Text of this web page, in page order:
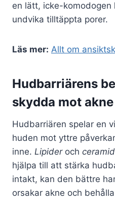
en lätt, icke-
undvika tilltäppta porer.
Läs mer: Allt om
Hudbarriärens
skydda mot akne
Hudbarriären spelar en
huden mot yttre
inne. Lipideroch
hjälpa till att stärka
intakt, kan den bättre
orsakar akne och